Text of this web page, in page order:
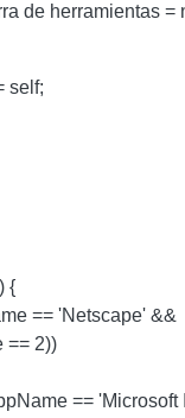
de herramientas =
self;
{
== 'Netscape' &&
== 2))
== 'Microsoft